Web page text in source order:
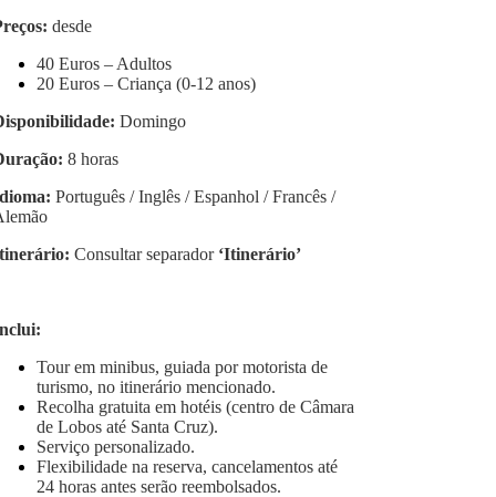
desde
40 Euros – Adultos
20 Euros – Criança (0-12 anos)
Domingo
8 horas
Português / Inglês / Espanhol / Francês /
Consultar separador ‘Itinerário’
Tour em minibus, guiada por motorista de
turismo, no itinerário mencionado.
Recolha gratuita em hotéis (centro de Câmara
de Lobos até Santa Cruz).
Serviço personalizado.
Flexibilidade na reserva, cancelamentos até
24 horas antes serão reembolsados.